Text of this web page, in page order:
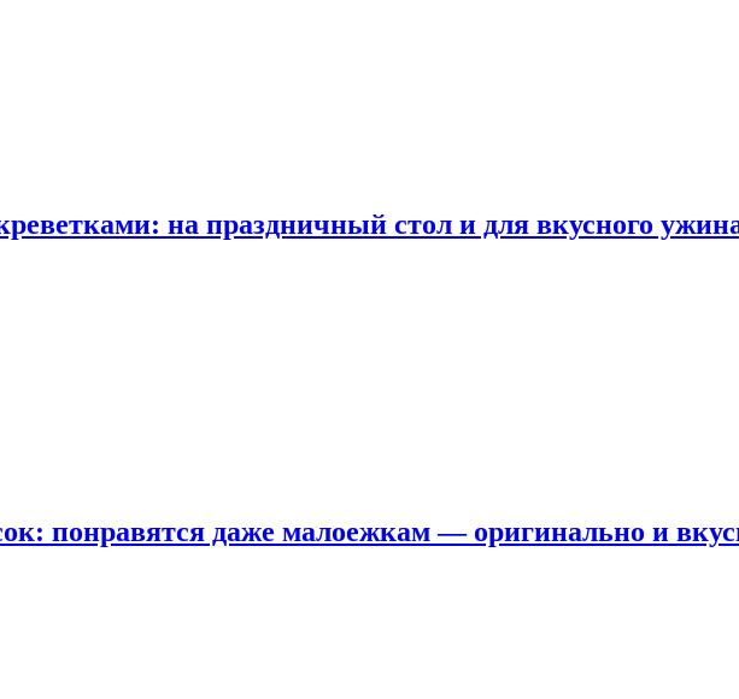
на праздничный стол и для вкусного
понравятся даже малоежкам — оригинально и